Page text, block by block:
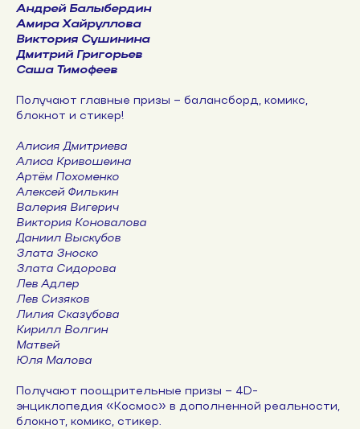
Андрей Балыбердин
Амира Хайруллова
Виктория Сушинина
Дмитрий Григорьев
Саша Тимофеев
Получают главные призы – балансборд, комикс,
блокнот и стикер!
Алисия Дмитриева
Алиса Кривошеина
Артём Похоменко
Алексей Филькин
Валерия Вигерич
Виктория Коновалова
Даниил Выскубов
Злата Зноско
Злата Сидорова
Лев Адлер
Лев Сизяков
Лилия Сказубова
Кирилл Волгин
Матвей
Юля Малова
Получают поощрительные призы – 4D-
энциклопедия «Космос» в дополненной реальности,
блокнот, комикс, стикер.